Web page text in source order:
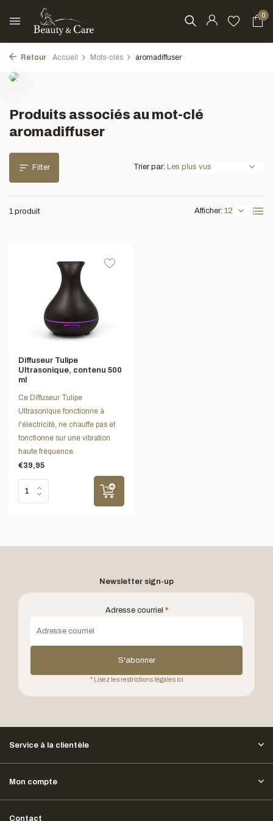
0
Retour Accueil Mots-clés aromadiffuser
Produits associés au mot-clé
aromadiffuser
Filter
1 produit Afficher:
Trier par:
Diffuseur Tulipe
Ultrasonique, contenu 500
ml
Ce Diffuseur Tulipe
Ultrasonique fonctionne à
l'électricité, ne chauffe pas et
fonctionne sur une vibration
haute fréquence.
€39,95
Newsletter sign-up
Adresse courriel *
S'abonner
* Lisez les restrictions légales ici
Service à la clientèle
Mon compte
Contact